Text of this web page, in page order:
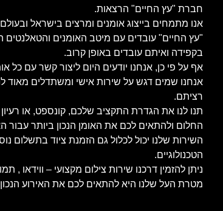
חברת "עץ החיים" הרצאות.
אנו מתמחים בייצוג אומנים ומרצים בישראל
"עץ החיים" עובדים עם מיטב האומנים והטאלנטים
בקפידה ואיתם עובדים באופן קרוב.
אף על פי כן, אנחנו יודעים היום ליצור קשר עם כל
אנחנו שמים דגש על שירות אישי ומשתדלים מאוד
רציתם.
תנו לנו את הגדרת התקציב שלכם, קונספט, או
החלום ולהתאים לכם את האומן הנכון ביותר עבור
השירות שלנו יכול לכלול גם הזמנת ציוד בתשלום
הטכנולוגיים.
ניתן להזמין דרכנו שירות צילום מקצועי – ווידאו ,
מטרת העל שלנו היא להתאים לכם את האירוע